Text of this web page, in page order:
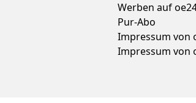
Werben auf
Pur-Abo
Impressum von
Impressum von